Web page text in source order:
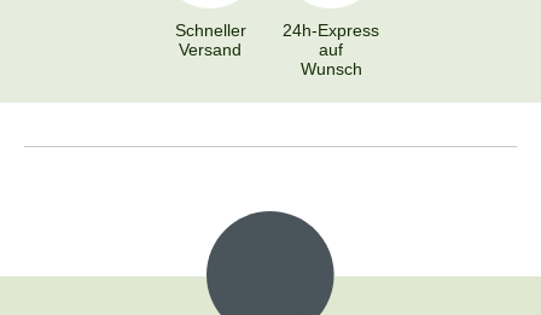
Schneller
Versand
24h-Express
auf
Wunsch